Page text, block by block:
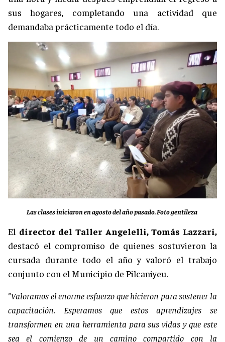
sus hogares, completando una actividad que
demandaba prácticamente todo el día.
Las clases iniciaron en agosto del año pasado. Foto gentileza
El director del Taller Angelelli, Tomás Lazzari,
destacó el compromiso de quienes sostuvieron la
cursada durante todo el año y valoró el trabajo
conjunto con el Municipio de Pilcaniyeu.
"Valoramos el enorme esfuerzo que hicieron para sostener la
capacitación. Esperamos que estos aprendizajes se
transformen en una herramienta para sus vidas y que este
sea el comienzo de un camino compartido con la